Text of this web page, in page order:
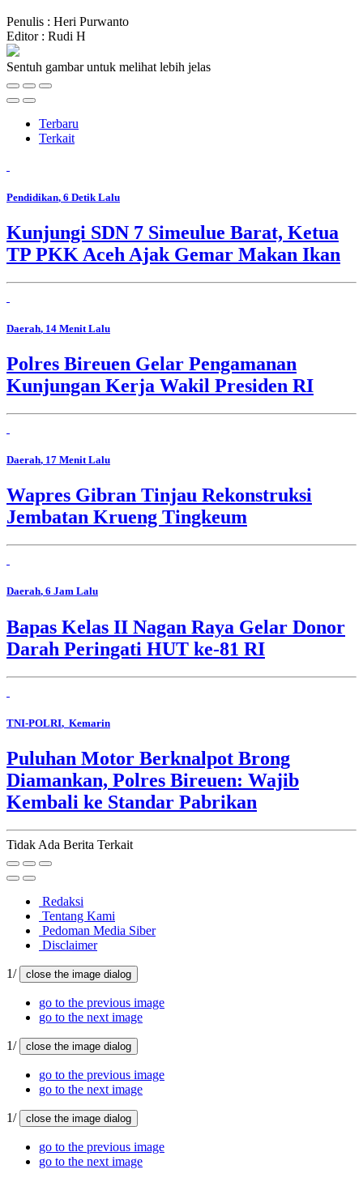
Penulis : Heri Purwanto
Editor : Rudi H
Sentuh gambar untuk melihat lebih jelas
Terbaru
Terkait
Pendidikan, 6 Detik Lalu
Kunjungi SDN 7 Simeulue Barat, Ketua
TP PKK Aceh Ajak Gemar Makan Ikan
Daerah, 14 Menit Lalu
Polres Bireuen Gelar Pengamanan
Kunjungan Kerja Wakil Presiden RI
Daerah, 17 Menit Lalu
Wapres Gibran Tinjau Rekonstruksi
Jembatan Krueng Tingkeum
Daerah, 6 Jam Lalu
Bapas Kelas II Nagan Raya Gelar Donor
Darah Peringati HUT ke-81 RI
TNI-POLRI, Kemarin
Puluhan Motor Berknalpot Brong
Diamankan, Polres Bireuen: Wajib
Kembali ke Standar Pabrikan
Tidak Ada Berita Terkait
Redaksi
Tentang Kami
Pedoman Media Siber
Disclaimer
1/ close the image dialog
go to the previous image
go to the next image
1/ close the image dialog
go to the previous image
go to the next image
1/ close the image dialog
go to the previous image
go to the next image